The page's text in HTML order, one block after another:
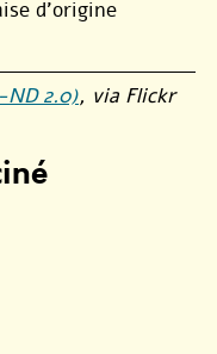
d’origine
ND 2.0), via Flickr